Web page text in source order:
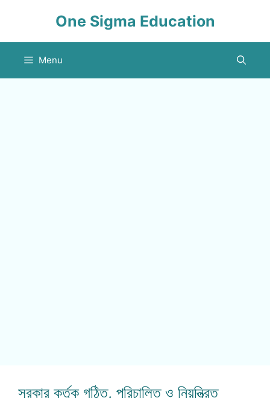
One Sigma Education
Menu
সরকার কর্তৃক গঠিত, পরিচালিত ও নিয়ন্ত্রিত